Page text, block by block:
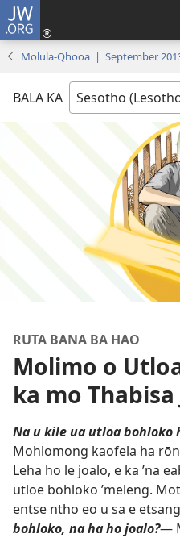
JW.ORG
Molula-Qhooa | September
BALA KA
RUTA BANA BA HAO
Molimo o
ka mo Thabisa
Na u kile ua utloa bohloko
Mohlomong kaofela ha
Leha ho le joalo, e ka ʼna
utloe bohloko ’meleng.
entse ntho eo u sa e
bohloko, na ha ho joalo?—